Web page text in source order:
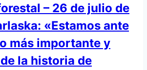
– 26 de julio de
«Estamos ante
más importante y
la historia de